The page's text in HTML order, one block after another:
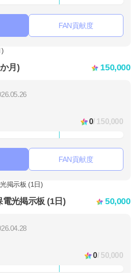
FAN貢献度
月) 150,000
0/ 150,000
FAN貢献度
電光掲示板 (1日) 50,000
0/ 50,000